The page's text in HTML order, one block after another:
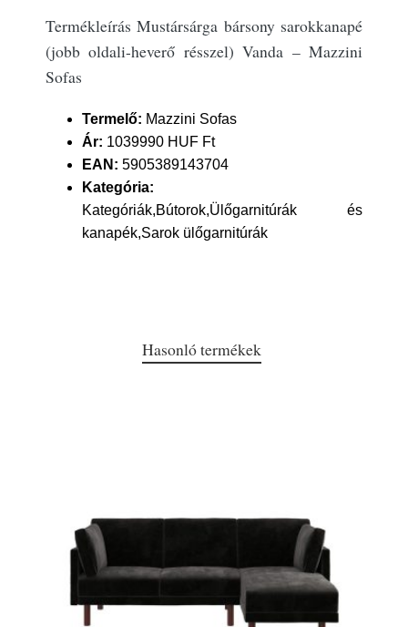
Termékleírás Mustársárga bársony sarokkanapé
(jobb oldali-heverő résszel) Vanda – Mazzini
Sofas
Termelő: Mazzini Sofas
Ár: 1039990 HUF Ft
EAN: 5905389143704
Kategória:
Kategóriák,Bútorok,Ülőgarnitúrák és
kanapék,Sarok ülőgarnitúrák
Hasonló termékek